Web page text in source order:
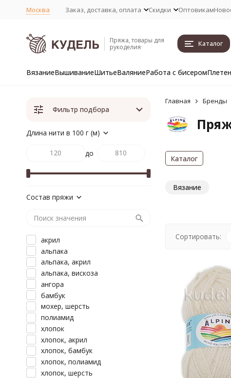
Москва Заказ, доставка, оплата Скидки Оптовикам
Пряжа, товары для
рукоделия
Каталог
ВязаниеВышиваниеШитьеВаляниеРабота с бисером
Главная Бренды
Каталог
Вязание
Сортировать:
Фильтр подбора
Длина нити в 100 г (м)
до
Состав пряжи
акрил
альпака
альпака, акрил
альпака, вискоза
ангора
бамбук
мохер, шерсть
полиамид
хлопок
хлопок, акрил
хлопок, бамбук
хлопок, полиамид
хлопок, шерсть